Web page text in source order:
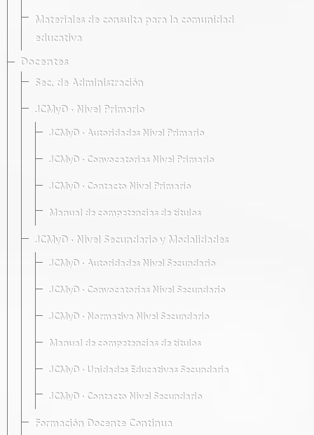
Materiales de consulta para la comunidad
educativa
Docentes
Sec. de Administración
JCMyD · Nivel Primario
JCMyD · Autoridades Nivel Primario
JCMyD · Convocatorias Nivel Primario
JCMyD · Contacto Nivel Primario
Manual de competencias de títulos
JCMyD · Nivel Secundario y Modalidades
JCMyD · Autoridades Nivel Secundario
JCMyD · Convocatorias Nivel Secundario
JCMyD · Normativa Nivel Secundario
Manual de competencias de títulos
JCMyD · Unidades Educativas Secundaria
JCMyD · Contacto Nivel Secundario
Formación Docente Continua